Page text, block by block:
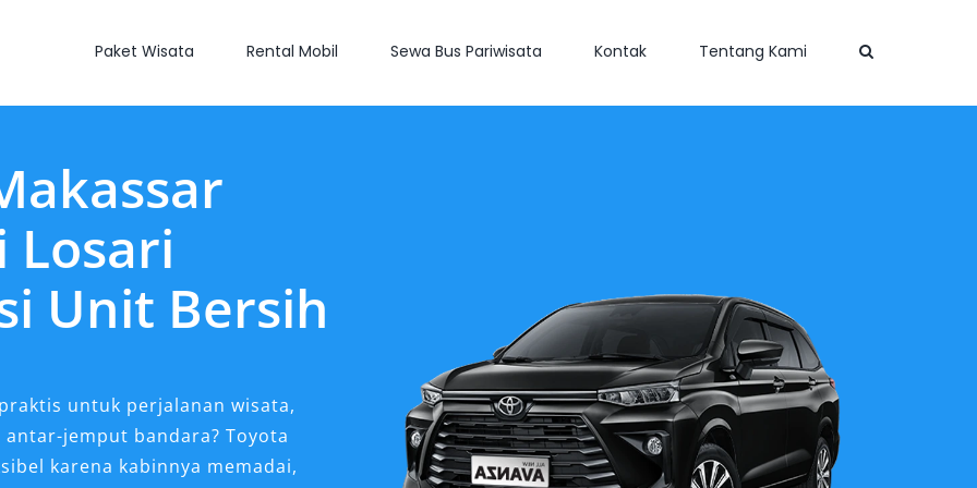
Paket Wisata Rental Mobil Sewa Bus Pariwisata Kontak Tentang Kami
Losari
Unit Bersih
untuk perjalanan wisata,
jemput bandara? Toyota
karena kabinnya memadai,